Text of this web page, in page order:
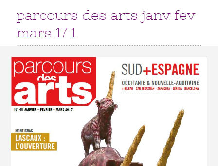
parcours des arts janv fev
mars 17 1